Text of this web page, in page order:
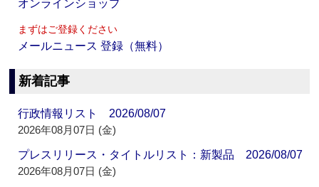
オンラインショップ
まずはご登録ください
メールニュース 登録（無料）
新着記事
行政情報リスト 2026/08/07
2026年08月07日 (金)
プレスリリース・タイトルリスト：新製品 2026/08/07
2026年08月07日 (金)